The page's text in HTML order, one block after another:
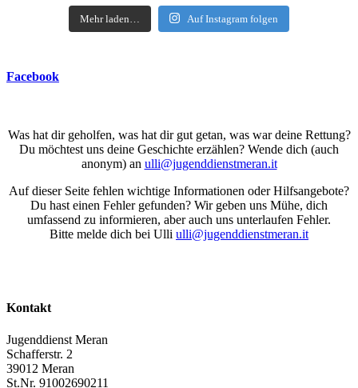
Mehr laden… Auf Instagram folgen
Facebook
Was hat dir geholfen, was hat dir gut getan, was war deine Rettung?
Du möchtest uns deine Geschichte erzählen? Wende dich (auch
anonym) an ulli@jugenddienstmeran.it
Auf dieser Seite fehlen wichtige Informationen oder Hilfsangebote?
Du hast einen Fehler gefunden? Wir geben uns Mühe, dich
umfassend zu informieren, aber auch uns unterlaufen Fehler.
Bitte melde dich bei Ulli ulli@jugenddienstmeran.it
Kontakt
Jugenddienst Meran
Schafferstr. 2
39012 Meran
St.Nr. 91002690211